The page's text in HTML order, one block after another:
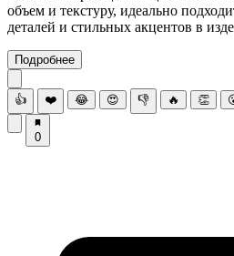
объем и текстуру, идеально
деталей и стильных акцентов в
Подробнее
👍 ❤️ 😂 😍 👎 🔥 👏
0